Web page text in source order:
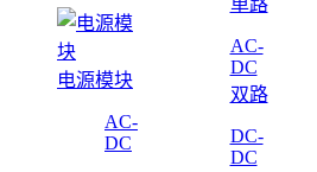
电源模块
AC-
DC
AC-
DC
双路
DC-
DC